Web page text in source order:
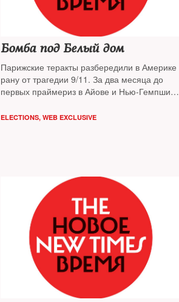
Бомба под Белый дом
Парижские теракты разбередили в Америке
рану от трагедии 9/11. За два месяца до
первых праймериз в Айове и Нью-Гемпшире
президентское кресло вновь становятся
ELECTIONS, WEB EXCLUSIVE